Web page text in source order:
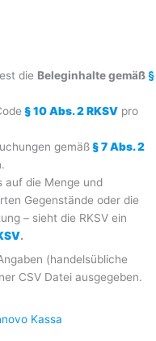
die Beleginhalte gemäß§
§ 10 Abs. 2 RKSV pro
gemäß § 7 Abs. 2
auf die Menge und
Gegenstände oder die
– sieht die RKSV ein
.
(handelsübliche
CSV Datei ausgegeben.
Kassa